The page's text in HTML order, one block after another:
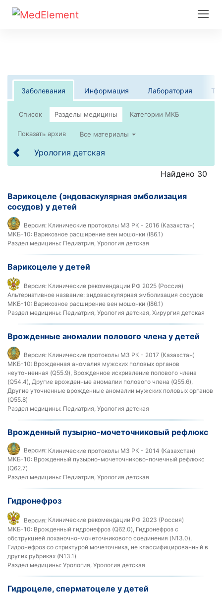
Заболевания Информация Лаборатория
Список
Все материалы
Урология детская
Найдено 30
Варикоцеле (эндоваскулярная эмболизация
сосудов) у детей
Версия: Клинические протоколы МЗ РК - 2016 (Казахстан)
МКБ-10: Варикозное расширение вен мошонки (I86.1)
Раздел медицины: Педиатрия, Урология детская
Варикоцеле у детей
Версия: Клинические рекомендации РФ 2025 (Россия)
Альтернативное название: эндоваскулярная эмболизация сосудов
МКБ-10: Варикозное расширение вен мошонки (I86.1)
Раздел медицины: Педиатрия, Урология детская, Хирургия детская
Врожденные аномалии полового члена у детей
Версия: Клинические протоколы МЗ РК - 2017 (Казахстан)
МКБ-10: Врожденная аномалия мужских половых органов
неуточненная (Q55.9), Врожденное искривление полового члена
(Q54.4), Другие врожденные аномалии полового члена (Q55.6),
Другие уточненные врожденные аномалии мужских половых органов
(Q55.8)
Раздел медицины: Педиатрия, Урология детская
Врожденный пузырно-мочеточниковый рефлюкс
Версия: Клинические протоколы МЗ РК - 2014 (Казахстан)
МКБ-10: Врожденный пузырно-мочеточниково-почечный рефлюкс
(Q62.7)
Раздел медицины: Педиатрия, Урология детская
Гидронефроз
Версия: Клинические рекомендации РФ 2023 (Россия)
МКБ-10: Врожденный гидронефроз (Q62.0), Гидронефроз с
обструкцией лоханочно-мочеточникового соединения (N13.0),
Гидронефроз со стриктурой мочеточника, не классифицированный в
других рубриках (N13.1)
Раздел медицины: Урология, Урология детская
Гидроцеле, сперматоцеле у детей